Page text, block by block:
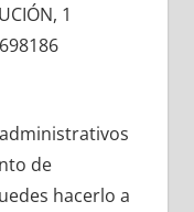
1
dе
hacerlo а